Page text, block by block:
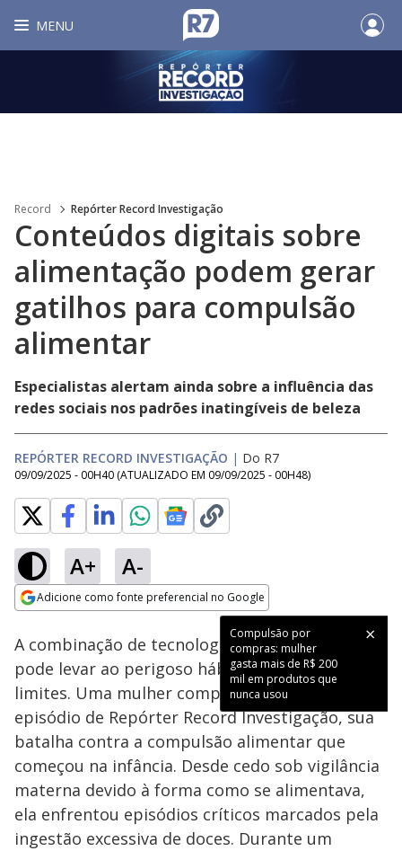
MENU
Record Repórter Record Investigação
Conteúdos digitais sobre
alimentação podem gerar
gatilhos para compulsão
alimentar
Especialistas alertam ainda sobre a influência das
redes sociais nos padrões inatingíveis de beleza
REPÓRTER RECORD INVESTIGAÇÃO | Do R7
09/09/2025 - 00H40 (ATUALIZADO EM 09/09/2025 - 00H48)
A+ A-
Adicione como fonte preferencial no Google
Compulsão por
compras: mulher
gasta mais de R$ 200
mil em produtos que
nunca usou
Ativar
Loaded:
8.21%
A combinação de tecnologia e alimentação
pode levar ao perigoso hábito de comer sem
limites. Uma mulher compartilhou, em mais um
episódio de Repórter Record Investigação, sua
batalha contra a compulsão alimentar que
começou na infância. Desde cedo sob vigilância
materna devido à forma como se alimentava,
ela enfrentou episódios críticos marcados pela
ingestão excessiva de doces. Durante um